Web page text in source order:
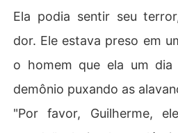
Ela podia sentir seu
dor. Ele estava preso em
o homem que ela um dia
demônio puxando as
"Por favor, Guilherme,